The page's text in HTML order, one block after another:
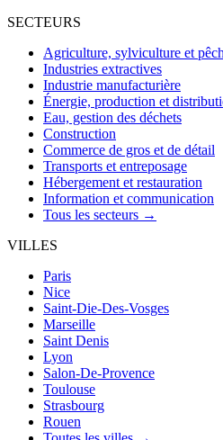
SECTEURS
Agriculture, sylviculture et
Industries extractives
Industrie manufacturière
Énergie, production et
Eau, gestion des déchets
Construction
Commerce de gros et de détail
Transports et entreposage
Hébergement et restauration
Information et communication
Tous les secteurs →
VILLES
Paris
Nice
Saint-Die-Des-Vosges
Marseille
Saint Denis
Lyon
Salon-De-Provence
Toulouse
Strasbourg
Rouen